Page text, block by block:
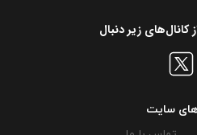
سایت
زیر دنبال